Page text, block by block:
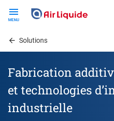
contentSolutions
Fabrication
et technologies
industrielle